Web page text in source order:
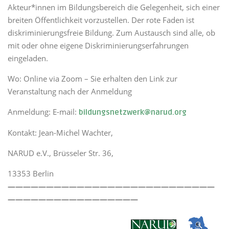
Akteur*innen im Bildungsbereich die Gelegenheit, sich einer
breiten Öffentlichkeit vorzustellen. Der rote Faden ist
diskriminierungsfreie Bildung. Zum Austausch sind alle, ob
mit oder ohne eigene Diskriminierungserfahrungen
eingeladen.
Wo: Online via Zoom – Sie erhalten den Link zur
Veranstaltung nach der Anmeldung
Anmeldung: E-mail: bildungsnetzwerk@narud.org
Kontakt: Jean-Michel Wachter,
NARUD e.V., Brüsseler Str. 36,
13353 Berlin
———————————————————————————
—————————————————